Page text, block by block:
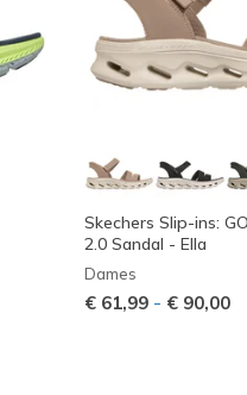
Skechers Slip-ins:
2.0 Sandal - Ella
Dames
€ 61,99 - € 90,00